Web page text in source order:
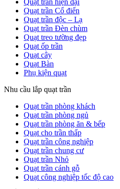
Quạt trần hiện đại
Quạt trần Cổ điển
Quạt trần độc – Lạ
Quạt trần Đèn chùm
Quạt treo tường đẹp
Quạt ốp trần
Quạt cây
Quạt Bàn
Phụ kiện quạt
Nhu cầu lắp quạt trần
Quạt trần phòng khách
Quạt trần phòng ngủ
Quạt trần phòng ăn & bếp
Quạt cho trần thấp
Quạt trần công nghiệp
Quạt trần chung cư
Quạt trần Nhỏ
Quạt trần cánh gỗ
Quạt công nghiệp tốc độ cao